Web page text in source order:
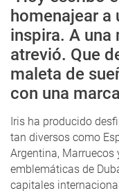
homenajear a
inspira. A una
atrevió. Que
maleta de
con una
Iris ha producido
tan diversos como
Argentina, Marruecos
emblemáticas de
capitales